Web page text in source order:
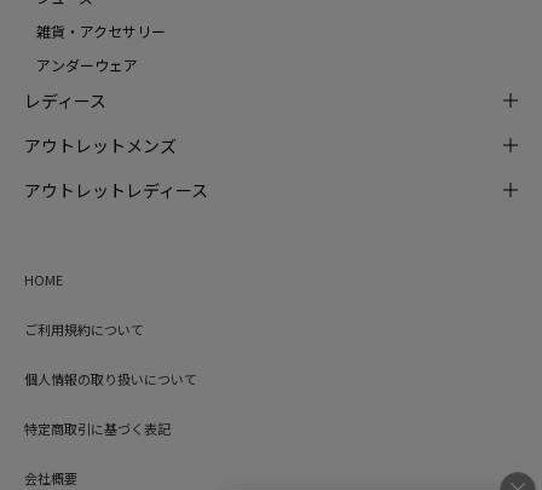
雑貨・アクセサリー
アンダーウェア
レディース
アウトレットメンズ
アウトレットレディース
HOME
ご利用規約について
個人情報の取り扱いについて
特定商取引に基づく表記
会社概要